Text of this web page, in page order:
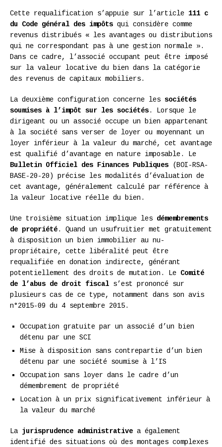
Cette requalification s’appuie sur l’article 111 c
du Code général des impôts qui considère comme
revenus distribués « les avantages ou distributions
qui ne correspondant pas à une gestion normale ».
Dans ce cadre, l’associé occupant peut être imposé
sur la valeur locative du bien dans la catégorie
des revenus de capitaux mobiliers.
La deuxième configuration concerne les sociétés
soumises à l’impôt sur les sociétés. Lorsque le
dirigeant ou un associé occupe un bien appartenant
à la société sans verser de loyer ou moyennant un
loyer inférieur à la valeur du marché, cet avantage
est qualifié d’avantage en nature imposable. Le
Bulletin Officiel des Finances Publiques (BOI-RSA-
BASE-20-20) précise les modalités d’évaluation de
cet avantage, généralement calculé par référence à
la valeur locative réelle du bien.
Une troisième situation implique les démembrements
de propriété. Quand un usufruitier met gratuitement
à disposition un bien immobilier au nu-
propriétaire, cette libéralité peut être
requalifiée en donation indirecte, générant
potentiellement des droits de mutation. Le Comité
de l’abus de droit fiscal s’est prononcé sur
plusieurs cas de ce type, notamment dans son avis
n°2015-09 du 4 septembre 2015.
Occupation gratuite par un associé d’un bien
détenu par une SCI
Mise à disposition sans contrepartie d’un bien
détenu par une société soumise à l’IS
Occupation sans loyer dans le cadre d’un
démembrement de propriété
Location à un prix significativement inférieur à
la valeur du marché
La jurisprudence administrative a également
identifié des situations où des montages complexes